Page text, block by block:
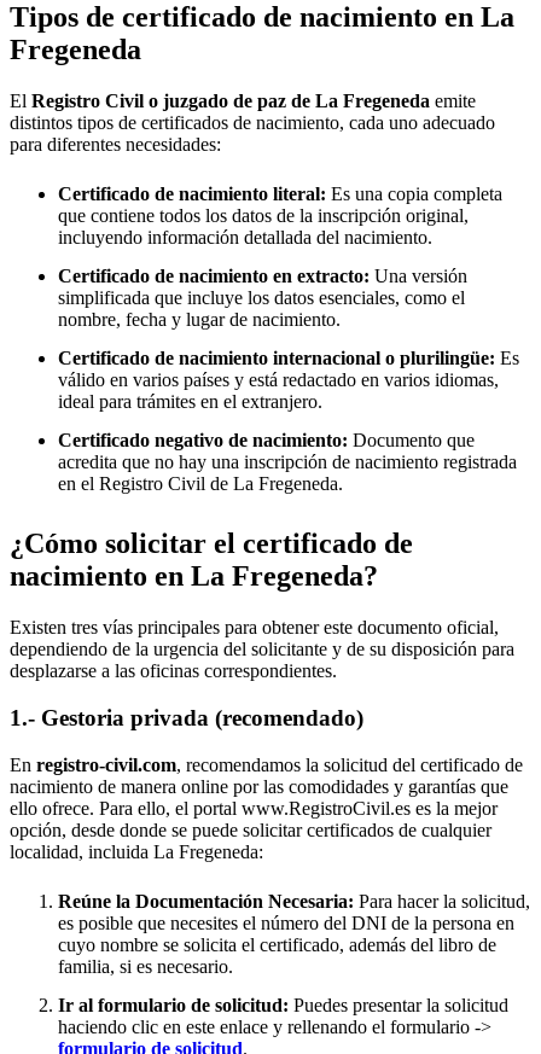
Tipos de certificado de nacimiento en La
Fregeneda
El Registro Civil o juzgado de paz de La Fregeneda emite
distintos tipos de certificados de nacimiento, cada uno adecuado
para diferentes necesidades:
Certificado de nacimiento literal: Es una copia completa
que contiene todos los datos de la inscripción original,
incluyendo información detallada del nacimiento.
Certificado de nacimiento en extracto: Una versión
simplificada que incluye los datos esenciales, como el
nombre, fecha y lugar de nacimiento.
Certificado de nacimiento internacional o plurilingüe: Es
válido en varios países y está redactado en varios idiomas,
ideal para trámites en el extranjero.
Certificado negativo de nacimiento: Documento que
acredita que no hay una inscripción de nacimiento registrada
en el Registro Civil de La Fregeneda.
¿Cómo solicitar el certificado de
nacimiento en La Fregeneda?
Existen tres vías principales para obtener este documento oficial,
dependiendo de la urgencia del solicitante y de su disposición para
desplazarse a las oficinas correspondientes.
1.- Gestoria privada (recomendado)
En registro-civil.com, recomendamos la solicitud del certificado de
nacimiento de manera online por las comodidades y garantías que
ello ofrece. Para ello, el portal www.RegistroCivil.es es la mejor
opción, desde donde se puede solicitar certificados de cualquier
localidad, incluida La Fregeneda:
Reúne la Documentación Necesaria: Para hacer la solicitud,
es posible que necesites el número del DNI de la persona en
cuyo nombre se solicita el certificado, además del libro de
familia, si es necesario.
Ir al formulario de solicitud: Puedes presentar la solicitud
haciendo clic en este enlace y rellenando el formulario ->
formulario de solicitud.